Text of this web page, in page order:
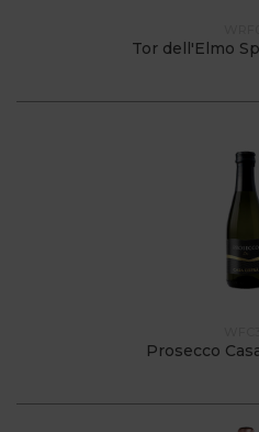
Tor dell'Elmo
Prosecco